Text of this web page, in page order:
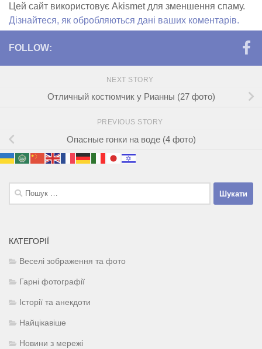
Цей сайт використовує Akismet для зменшення спаму.
Дізнайтеся, як обробляються дані ваших коментарів.
FOLLOW:
NEXT STORY
Отличный костюмчик у Рианны (27 фото)
PREVIOUS STORY
Опасные гонки на воде (4 фото)
Пошук:
КАТЕГОРІЇ
Веселі зображення та фото
Гарні фотографії
Історії та анекдоти
Найцікавіше
Новини з мережі